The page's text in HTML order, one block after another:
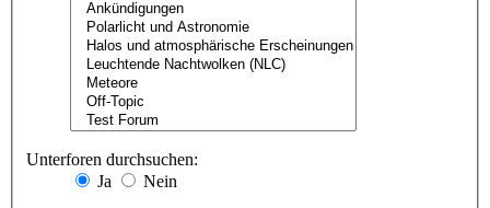
Unterforen durchsuchen:
Ja
Nein